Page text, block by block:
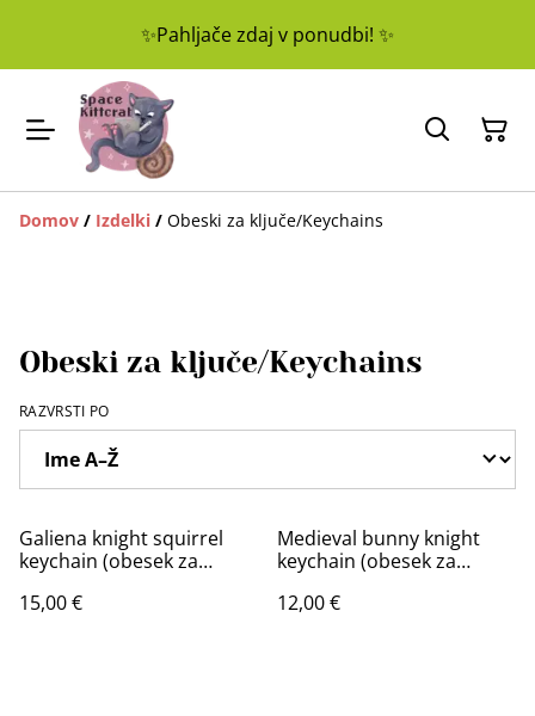
✨Pahljače zdaj v ponudbi! ✨
Domov / Izdelki / Obeski za ključe/Keychains
Obeski za ključe/Keychains
RAZVRSTI PO
Galiena knight squirrel
keychain (obesek za
15,00 €
Medieval bunny knight
keychain (obesek za
12,00 €